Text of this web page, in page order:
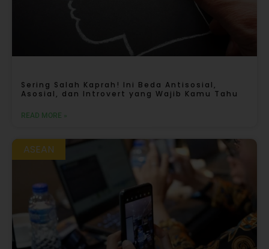
Sering Salah Kaprah! Ini Beda Antisosial,
Asosial, dan Introvert yang Wajib Kamu Tahu
READ MORE »
ASEAN